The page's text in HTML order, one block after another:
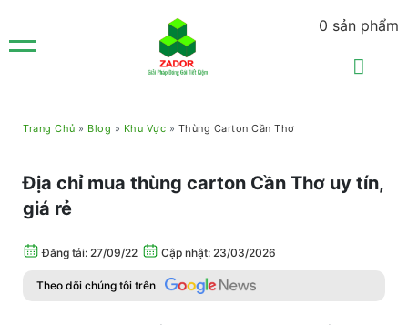
0 sản phẩm
Trang Chủ » Blog » Khu Vực » Thùng Carton Cần Thơ
Địa chỉ mua thùng carton Cần Thơ uy tín,
giá rẻ
Đăng tải: 27/09/22 Cập nhật: 23/03/2026
Theo dõi chúng tôi trên